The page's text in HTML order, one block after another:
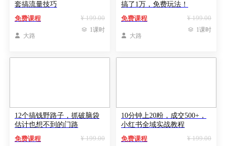
套搞流量技巧
¥ 199.00
免费课程
 大路
 1课时
搞了1万，免费玩法！
¥ 199.00
免费课程
 大路
 1课时
12个搞钱野路子，抓破脑袋
估计也想不到的门路
¥ 199.00
免费课程
10分钟上20粉，成交500+，
小红书全域实战教程
¥ 199.00
免费课程